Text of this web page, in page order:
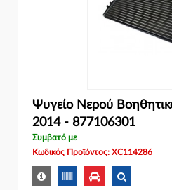
Ψυγείο Νερού
2014 - 877106301
Συμβατό με
Κωδικός Προϊόντος: XC114286